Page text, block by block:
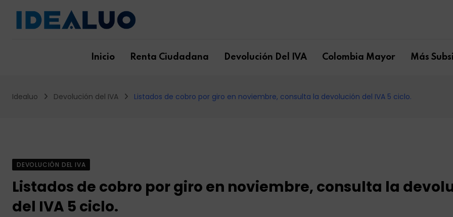
content
Inicio Renta Ciudadana Devolución Del IVA Colombia Mayor Más
Idealuo Devolución del IVA Listados de cobro por giro en noviembre, consulta la devolución del IVA 5 ciclo.
DEVOLUCIÓN DEL IVA
Listados de cobro por giro en noviembre, consulta la
del IVA 5 ciclo.